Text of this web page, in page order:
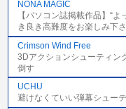
NONA MAGIC
【パソコン誌掲載作品】“
き良き高難度をお楽しみ下さ
Crimson Wind Free
3Dアクションシューティン
倒す
UCHU
避けなくていい弾幕シュー